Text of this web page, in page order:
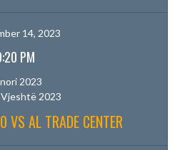
14, 2023
PM
2023
2023
VS AL TRADE CENTER